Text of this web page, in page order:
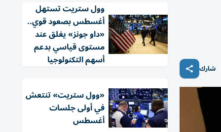
شارك
وول ستريت تستهل
أغسطس بصعود قوي..
«داو جونز» يغلق عند
مستوى قياسي بدعم
أسهم التكنولوجيا
«وول ستريت» تنتعش
في أولى جلسات
أغسطس